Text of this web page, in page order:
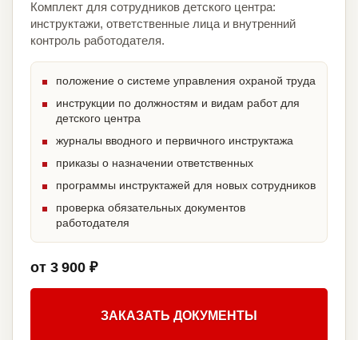
Комплект для сотрудников детского центра:
инструктажи, ответственные лица и внутренний
контроль работодателя.
положение о системе управления охраной труда
инструкции по должностям и видам работ для
детского центра
журналы вводного и первичного инструктажа
приказы о назначении ответственных
программы инструктажей для новых сотрудников
проверка обязательных документов
работодателя
от 3 900 ₽
ЗАКАЗАТЬ ДОКУМЕНТЫ